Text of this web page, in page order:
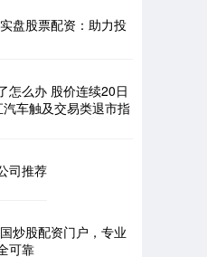
盘股票配资：助力投
怎么办 股价连续20日
车触及交易类退市指
司推荐
炒股配资门户，专业
可靠